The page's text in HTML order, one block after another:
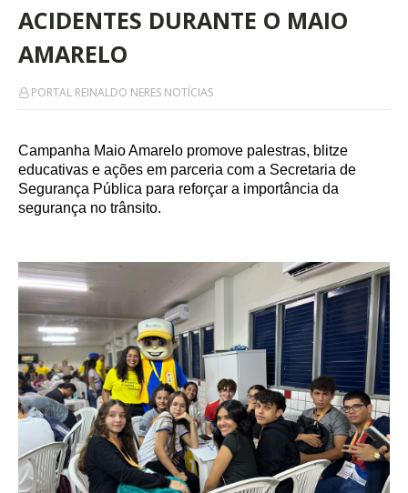
ACIDENTES DURANTE O MAIO
AMARELO
PORTAL REINALDO NERES NOTÍCIAS
Campanha Maio Amarelo promove palestras, blitze
educativas e ações em parceria com a Secretaria de
Segurança Pública para reforçar a importância da
segurança no trânsito.